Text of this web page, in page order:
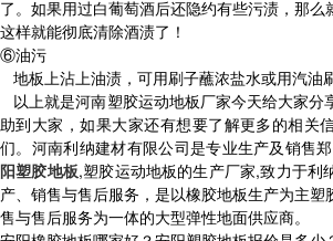
了。如果用过白葡萄酒后还隐约有些污渍，那么
这样就能彻底清除酒渍了！
⑥油污
地板上沾上油渍，可用刷子蘸浓盐水或用汽油
以上就是河南塑胶运动地板厂家今天给大家分
助到大家，如果大家还有想要了解更多的相关
们。河南利纳建材有限公司是专业生产及销售
阳塑胶地板,塑胶运动地板的生产厂家,致力于利
产、销售与售后服务，是以橡胶地板生产为主
售与售后服务为一体的大型弹性地面供应商。